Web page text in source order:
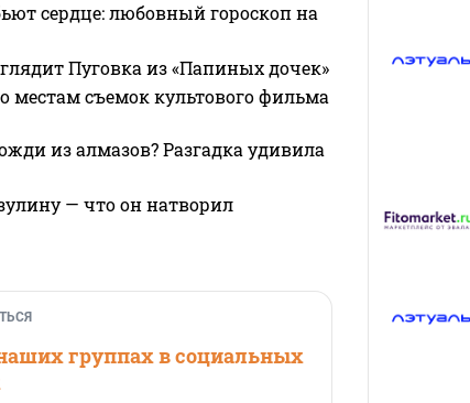
сердце: любовный гороскоп на
Пуговка из «Папиных дочек»
местам съемок культового фильма
из алмазов? Разгадка удивила
— что он натворил
группах в социальных